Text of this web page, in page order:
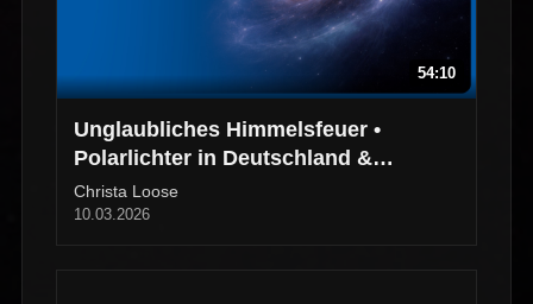
54:10
Unglaubliches Himmelsfeuer •
Polarlichter in Deutschland &
Norwegen
Christa Loose
10.03.2026